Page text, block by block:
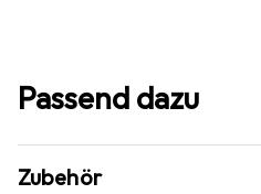
Passend dazu
Zubehör